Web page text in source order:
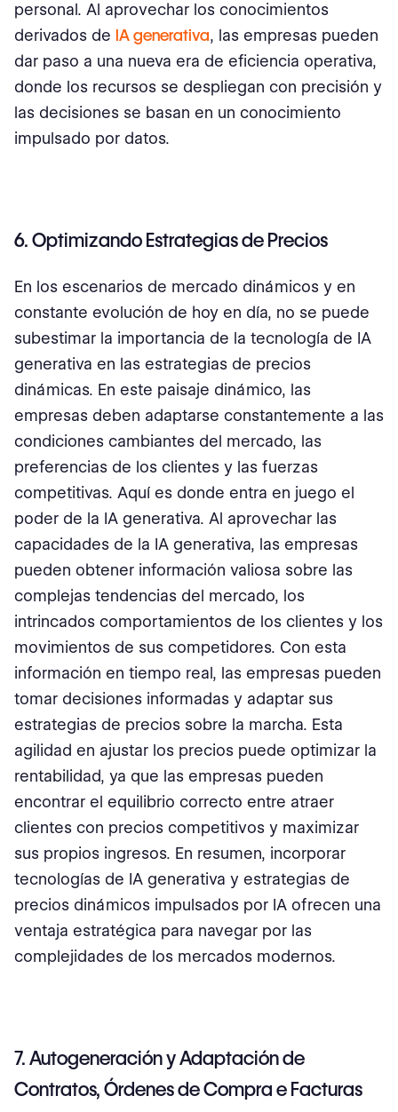
personal. Al aprovechar los conocimientos
derivados de IA generativa, las empresas pueden
dar paso a una nueva era de eficiencia operativa,
donde los recursos se despliegan con precisión y
las decisiones se basan en un conocimiento
impulsado por datos.
6. Optimizando Estrategias de Precios
En los escenarios de mercado dinámicos y en
constante evolución de hoy en día, no se puede
subestimar la importancia de la tecnología de IA
generativa en las estrategias de precios
dinámicas. En este paisaje dinámico, las
empresas deben adaptarse constantemente a las
condiciones cambiantes del mercado, las
preferencias de los clientes y las fuerzas
competitivas. Aquí es donde entra en juego el
poder de la IA generativa. Al aprovechar las
capacidades de la IA generativa, las empresas
pueden obtener información valiosa sobre las
complejas tendencias del mercado, los
intrincados comportamientos de los clientes y los
movimientos de sus competidores. Con esta
información en tiempo real, las empresas pueden
tomar decisiones informadas y adaptar sus
estrategias de precios sobre la marcha. Esta
agilidad en ajustar los precios puede optimizar la
rentabilidad, ya que las empresas pueden
encontrar el equilibrio correcto entre atraer
clientes con precios competitivos y maximizar
sus propios ingresos. En resumen, incorporar
tecnologías de IA generativa y estrategias de
precios dinámicos impulsados por IA ofrecen una
ventaja estratégica para navegar por las
complejidades de los mercados modernos.
7. Autogeneración y Adaptación de
Contratos, Órdenes de Compra e Facturas